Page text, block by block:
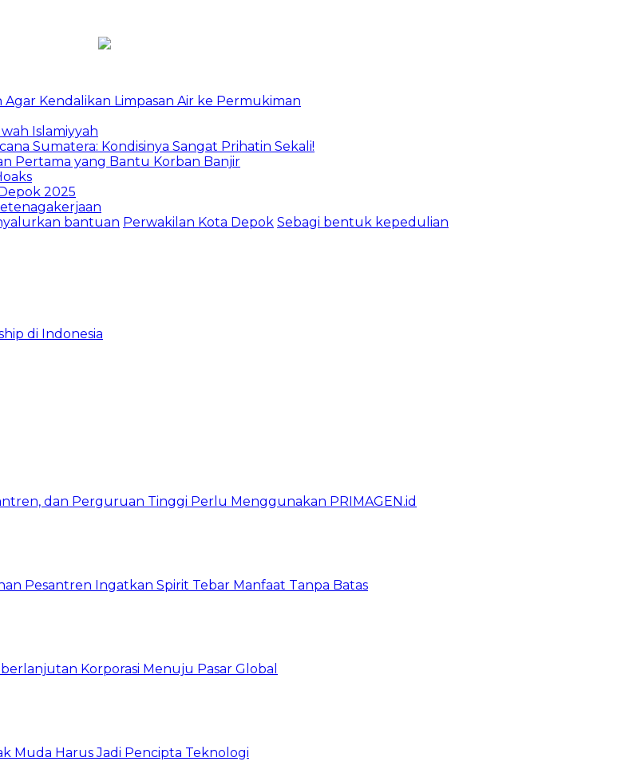
Kendalikan Limpasan Air ke Permukiman
Islamiyyah
Sumatera: Kondisinya Sangat Prihatin Sekali!
Pertama yang Bantu Korban Banjir
2025
bantuan Perwakilan Kota Depok Sebagi bentuk kepedulian
di Indonesia
dan Perguruan Tinggi Perlu Menggunakan PRIMAGEN.id
Pesantren Ingatkan Spirit Tebar Manfaat Tanpa Batas
Korporasi Menuju Pasar Global
Muda Harus Jadi Pencipta Teknologi